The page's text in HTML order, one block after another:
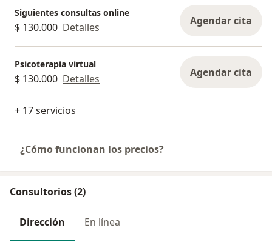
Siguientes consultas online
$ 130.000 Detalles Agendar cita
Psicoterapia virtual
$ 130.000 Detalles Agendar cita
+ 17 servicios
¿Cómo funcionan los precios?
Consultorios (2)
Dirección En línea